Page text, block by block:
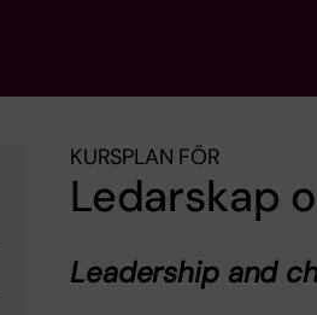
KURSPLAN FÖR
Ledarskap
Leadership and